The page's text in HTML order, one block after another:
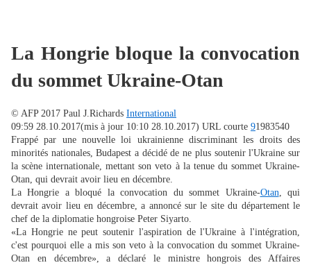
La Hongrie bloque la convocation
du sommet Ukraine-Otan
© AFP 2017 Paul J.Richards International
09:59 28.10.2017(mis à jour 10:10 28.10.2017) URL courte 91983540
Frappé par une nouvelle loi ukrainienne discriminant les droits des
minorités nationales, Budapest a décidé de ne plus soutenir l'Ukraine sur
la scène internationale, mettant son veto à la tenue du sommet Ukraine-
Otan, qui devrait avoir lieu en décembre.
La Hongrie a bloqué la convocation du sommet Ukraine-Otan , qui
devrait avoir lieu en décembre, a annoncé sur le site du département le
chef de la diplomatie hongroise Peter Siyarto.
«La Hongrie ne peut soutenir l'aspiration de l'Ukraine à l'intégration,
c'est pourquoi elle a mis son veto à la convocation du sommet Ukraine-
Otan en décembre», a déclaré le ministre hongrois des Affaires